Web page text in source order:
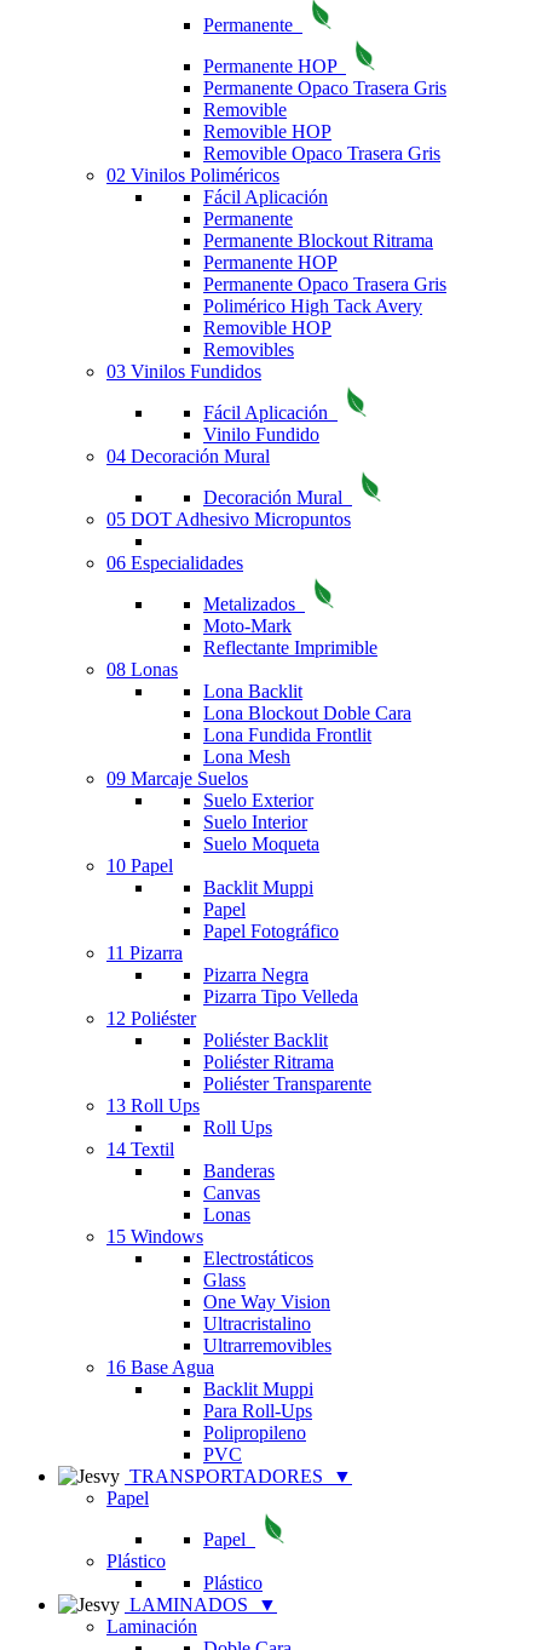
Permanente
Permanente HOP
Permanente Opaco Trasera Gris
Removible
Removible HOP
Removible Opaco Trasera Gris
02 Vinilos Poliméricos
Fácil Aplicación
Permanente
Permanente Blockout Ritrama
Permanente HOP
Permanente Opaco Trasera Gris
Polimérico High Tack Avery
Removible HOP
Removibles
03 Vinilos Fundidos
Fácil Aplicación
Vinilo Fundido
04 Decoración Mural
Decoración Mural
05 DOT Adhesivo Micropuntos
06 Especialidades
Metalizados
Moto-Mark
Reflectante Imprimible
08 Lonas
Lona Backlit
Lona Blockout Doble Cara
Lona Fundida Frontlit
Lona Mesh
09 Marcaje Suelos
Suelo Exterior
Suelo Interior
Suelo Moqueta
10 Papel
Backlit Muppi
Papel
Papel Fotográfico
11 Pizarra
Pizarra Negra
Pizarra Tipo Velleda
12 Poliéster
Poliéster Backlit
Poliéster Ritrama
Poliéster Transparente
13 Roll Ups
Roll Ups
14 Textil
Banderas
Canvas
Lonas
15 Windows
Electrostáticos
Glass
One Way Vision
Ultracristalino
Ultrarremovibles
16 Base Agua
Backlit Muppi
Para Roll-Ups
Polipropileno
PVC
TRANSPORTADORES
▼
Papel
Papel
Plástico
Plástico
LAMINADOS
▼
Laminación